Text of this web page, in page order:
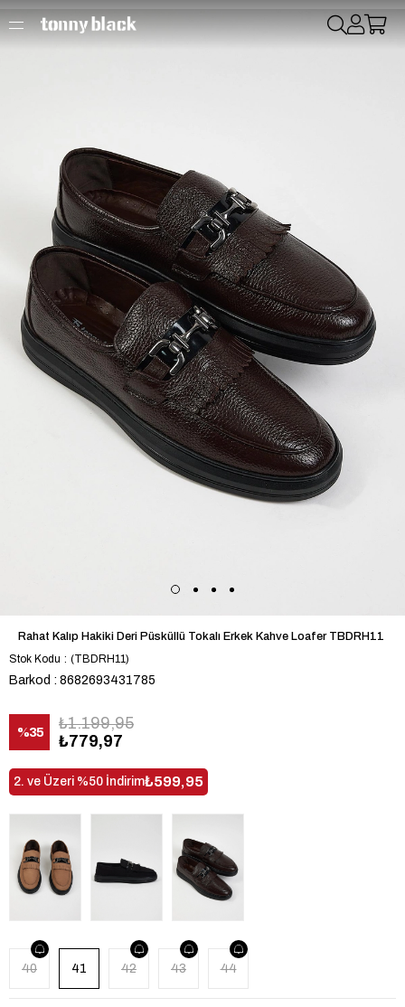
Rahat Kalıp Hakiki Deri Püsküllü Tokalı Erkek Kahve Loafer TBDRH11
Stok Kodu
(TBDRH11)
Barkod : 8682693431785
%35
İndirim
₺1.199,95
₺779,97
2. ve Üzeri %50 İndirim₺599,95
40 41 42 43 44